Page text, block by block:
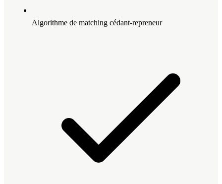
Algorithme de matching cédant-repreneur